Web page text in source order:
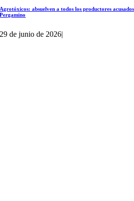
Agrotóxicos: absuelven a todos los productores
Pergamino
29 de junio de 2026|